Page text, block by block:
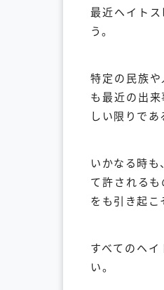
最近ヘイト
う。
特定の民族
も最近の出
しい限りであ
いかなる時
て許される
をも引き起こ
すべてのヘ
い。